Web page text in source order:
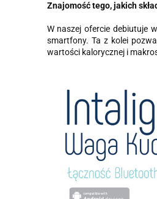
Znajomość tego, jakich
W naszej ofercie debiutuje
smartfony. Ta z kolei
wartości kalorycznej i